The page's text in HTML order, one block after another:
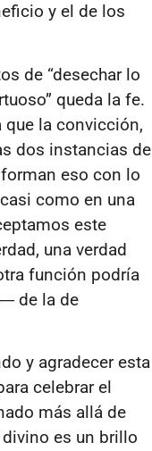
y el de los
de “desechar lo
queda la fe.
que la convicción,
dos instancias de
eso con lo
como en una
este
una verdad
función podría
de la de
y agradecer esta
celebrar el
más allá de
es un brillo